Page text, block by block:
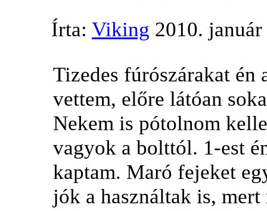
Írta: Viking 2010.
Tizedes fúrószárakat
vettem, előre látóan
Nekem is pótolnom
vagyok a bolttól. 1-est
kaptam. Maró fejeket
jók a használtak is,